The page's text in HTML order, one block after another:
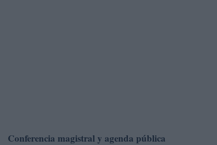
Conferencia magistral y agenda pública